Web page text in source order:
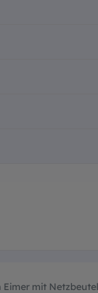
mit Netzbeutel